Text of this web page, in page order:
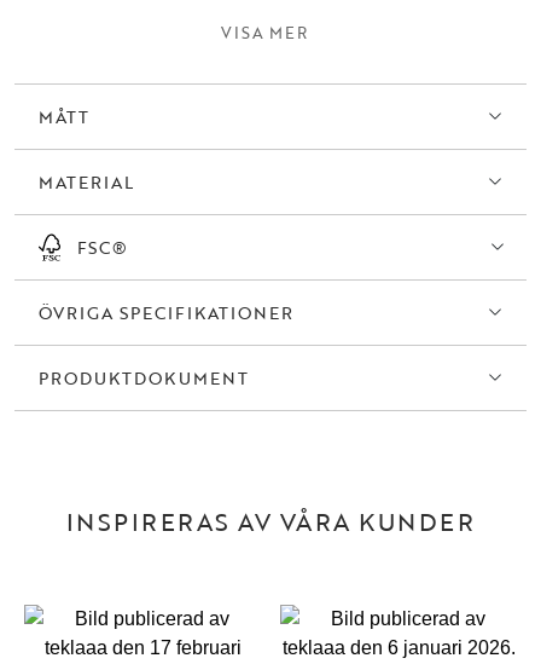
pulverlackad metall. Barstolen finns i flera olika färger och passar
Träet inuti sitsen består av 100 % FSC-certifierat trä. Säljs endast i 2-
pack.
VISA MER
MÅTT
MATERIAL
FSC®
ÖVRIGA SPECIFIKATIONER
PRODUKTDOKUMENT
INSPIRERAS AV VÅRA KUNDER